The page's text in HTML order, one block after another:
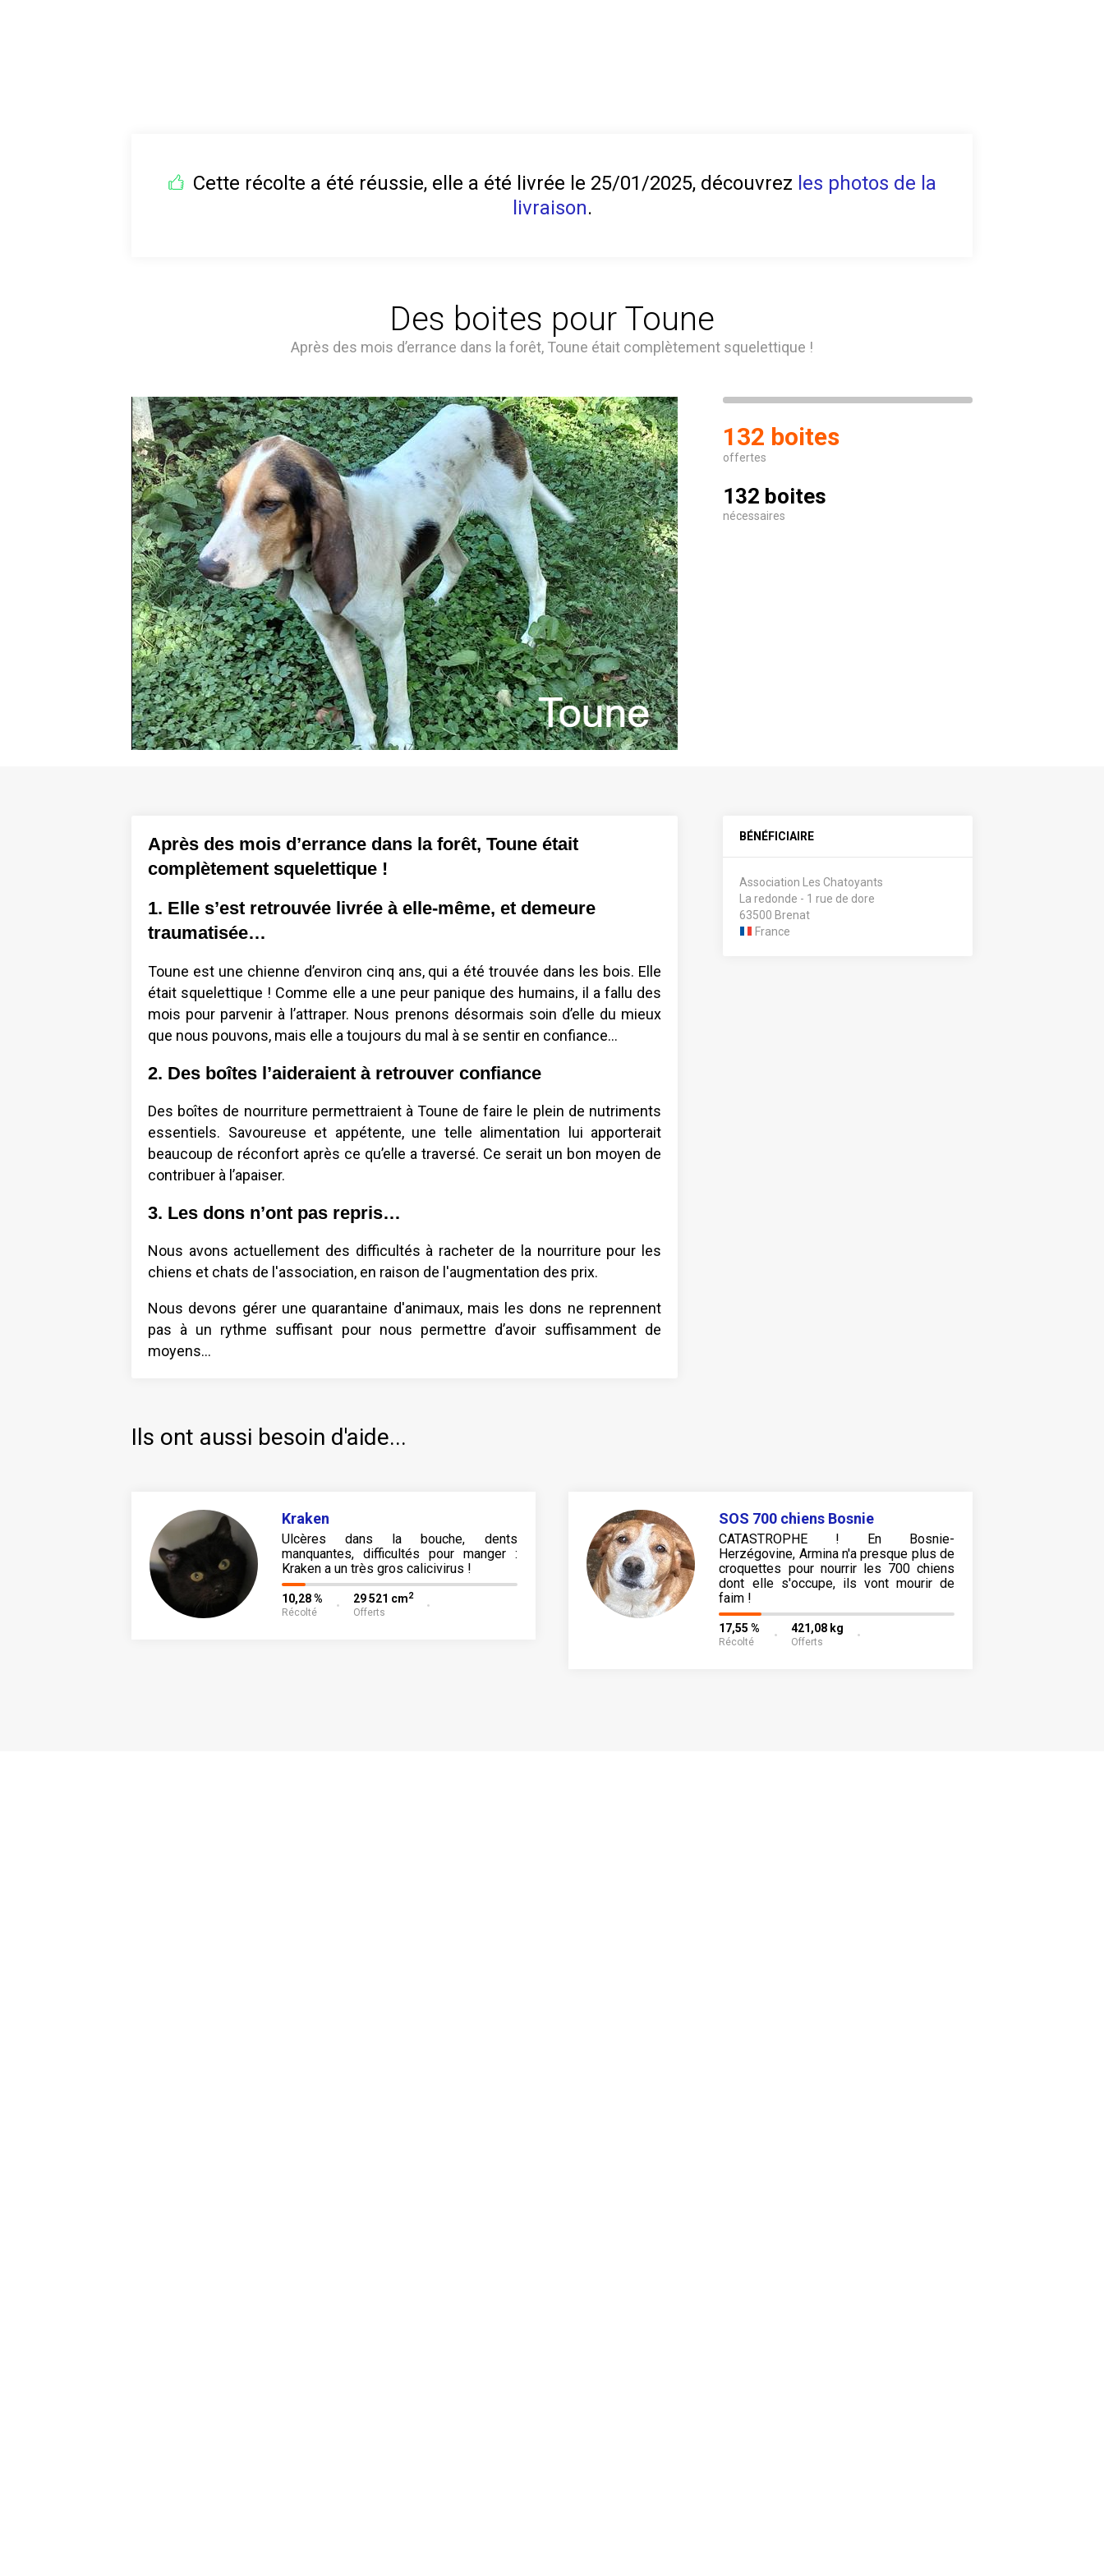
Cette récolte a été réussie, elle a été livrée le 25/01/2025, découvrez les photos de la
livraison.
Des boites pour Toune
Après des mois d’errance dans la forêt, Toune était complètement squelettique !
132 boites
offertes
132 boites
nécessaires
Après des mois d’errance dans la forêt, Toune était
complètement squelettique !
1. Elle s’est retrouvée livrée à elle-même, et demeure
traumatisée…
Toune est une chienne d’environ cinq ans, qui a été trouvée dans les bois. Elle
était squelettique ! Comme elle a une peur panique des humains, il a fallu des
mois pour parvenir à l’attraper. Nous prenons désormais soin d’elle du mieux
que nous pouvons, mais elle a toujours du mal à se sentir en confiance…
2. Des boîtes l’aideraient à retrouver confiance
Des boîtes de nourriture permettraient à Toune de faire le plein de nutriments
essentiels. Savoureuse et appétente, une telle alimentation lui apporterait
beaucoup de réconfort après ce qu’elle a traversé. Ce serait un bon moyen de
contribuer à l’apaiser.
3. Les dons n’ont pas repris…
Nous avons actuellement des difficultés à racheter de la nourriture pour les
chiens et chats de l'association, en raison de l'augmentation des prix.
Nous devons gérer une quarantaine d'animaux, mais les dons ne reprennent
pas à un rythme suffisant pour nous permettre d’avoir suffisamment de
moyens…
BÉNÉFICIAIRE
Association Les Chatoyants
La redonde - 1 rue de dore
63500 Brenat
France
Ils ont aussi besoin d'aide...
Kraken
Ulcères dans la bouche, dents
manquantes, difficultés pour manger :
Kraken a un très gros calicivirus !
10,28 %
Récolté
29 521 cm2
Offerts
SOS 700 chiens Bosnie
CATASTROPHE ! En Bosnie-
Herzégovine, Armina n'a presque plus de
croquettes pour nourrir les 700 chiens
dont elle s'occupe, ils vont mourir de
faim !
17,55 %
Récolté
421,08 kg
Offerts